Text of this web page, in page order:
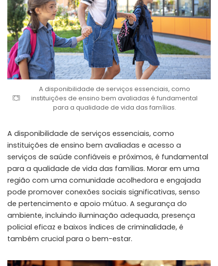
A disponibilidade de serviços essenciais, como
instituições de ensino bem avaliadas é fundamental
para a qualidade de vida das famílias.
A disponibilidade de serviços essenciais, como
instituições de ensino bem avaliadas e acesso a
serviços de saúde confiáveis e próximos, é fundamental
para a qualidade de vida das famílias. Morar em uma
região com uma comunidade acolhedora e engajada
pode promover conexões sociais significativas, senso
de pertencimento e apoio mútuo. A segurança do
ambiente, incluindo iluminação adequada, presença
policial eficaz e baixos índices de criminalidade, é
também crucial para o bem-estar.